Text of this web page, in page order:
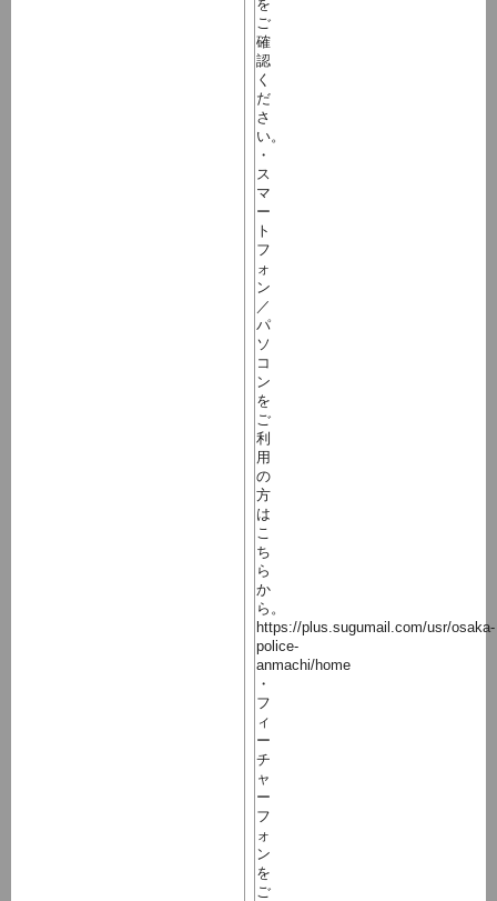
を
ご
確
認
く
だ
さ
い。
・
ス
マ
ー
ト
フ
ォ
ン
／
パ
ソ
コ
ン
を
ご
利
用
の
方
は
こ
ち
ら
か
ら。
https://plus.sugumail.com/usr/osaka-
police-
anmachi/home
・
フ
ィ
ー
チ
ャ
ー
フ
ォ
ン
を
ご